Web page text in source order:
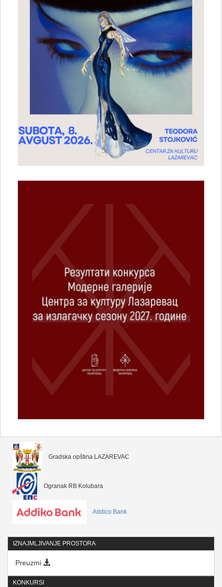
Gradska opština LAZAREVAC
Ogranak RB Kolubara
Addico Bank
IZNAJMLJIVANJE PROSTORA
Preuzmi
KONKURSI